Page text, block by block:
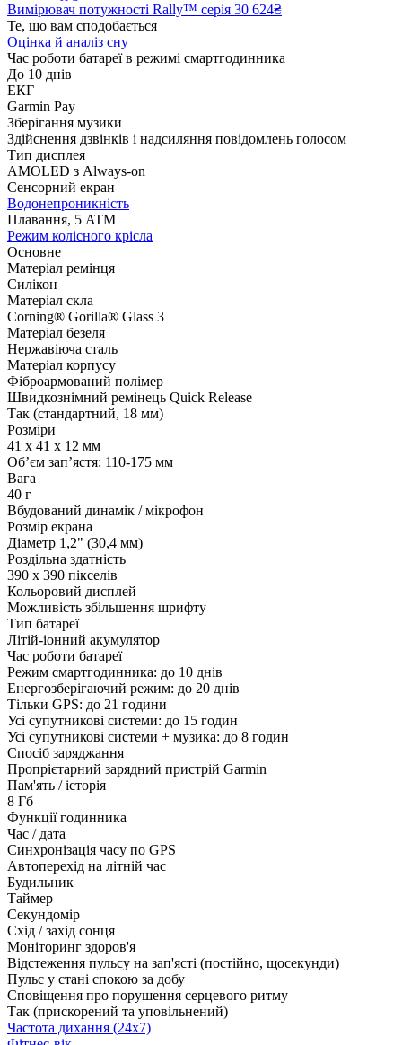
Вимірювач потужності Rally™ серія 30 624₴
Те, що вам сподобається
Оцінка й аналіз сну
Час роботи батареї в режимі смартгодинника
До 10 днів
ЕКГ
Garmin Pay
Зберігання музики
Здійснення дзвінків і надсиляння повідомлень голосом
Тип дисплея
AMOLED з Always-on
Сенсорний екран
Водонепроникність
Плавання, 5 ATM
Режим колісного крісла
Основне
Матеріал ремінця
Силікон
Матеріал скла
Corning® Gorilla® Glass 3
Матеріал безеля
Нержавіюча сталь
Матеріал корпусу
Фіброармований полімер
Швидкознімний ремінець Quick Release
Так (стандартний, 18 мм)
Розміри
41 x 41 x 12 мм
Об’єм зап’ястя: 110-175 мм
Вага
40 г
Вбудований динамік / мікрофон
Розмір екрана
Діаметр 1,2" (30,4 мм)
Роздільна здатність
390 x 390 пікселів
Кольоровий дисплей
Можливість збільшення шрифту
Тип батареї
Літій-іонний акумулятор
Час роботи батареї
Режим смартгодинника: до 10 днів
Енергозберігаючий режим: до 20 днів
Тільки GPS: до 21 години
Усі супутникові системи: до 15 годин
Усі супутникові системи + музика: до 8 годин
Спосіб заряджання
Пропрієтарний зарядний пристрій Garmin
Пам'ять / історія
8 Гб
Функції годинника
Час / дата
Синхронізація часу по GPS
Автоперехід на літній час
Будильник
Таймер
Секундомір
Схід / захід сонця
Моніторинг здоров'я
Відстеження пульсу на зап'ясті (постійно, щосекунди)
Пульс у стані спокою за добу
Сповіщення про порушення серцевого ритму
Так (прискорений та уповільнений)
Частота дихання (24x7)